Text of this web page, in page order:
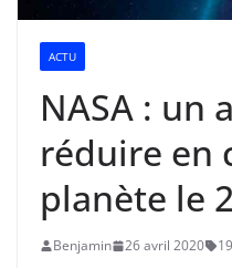
ACTU
NASA : un
réduire en
planète le
Benjamin 26 avril 2020